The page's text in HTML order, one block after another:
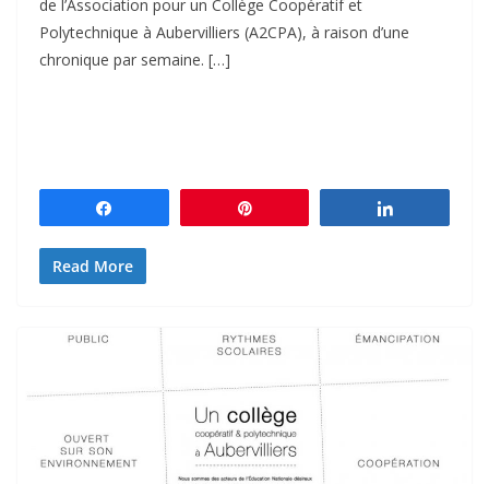
de l’Association pour un Collège Coopératif et
Polytechnique à Aubervilliers (A2CPA), à raison d’une
chronique par semaine. […]
Read More